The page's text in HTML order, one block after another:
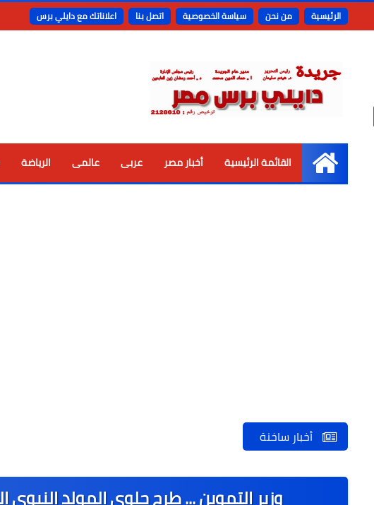
الرئيسية من نحن سياسة الخصوصية اتصل بنا اعلاناتك مع دايلي برس
الرئيسية
القائمة الرئيسية أخبار مصر عربى عالمى الرياضة
أخبار ساخنة
وزير التموين ... طرح حلوى المولد